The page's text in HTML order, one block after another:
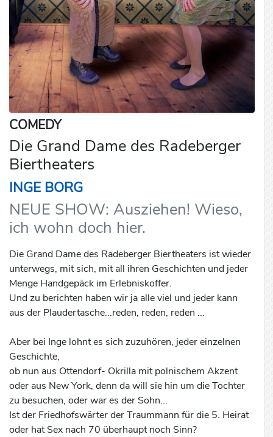
COMEDY
Die Grand Dame des Radeberger
Biertheaters
INGE BORG
NEUE SHOW: Ausziehen! Wieso,
ich wohn doch hier.
Die Grand Dame des Radeberger Biertheaters ist wieder
unterwegs, mit sich, mit all ihren Geschichten und jeder
Menge Handgepäck im Erlebniskoffer.
Und zu berichten haben wir ja alle viel und jeder kann
aus der Plaudertasche...reden, reden, reden ...
Aber bei Inge lohnt es sich zuzuhören, jeder einzelnen
Geschichte,
ob nun aus Ottendorf- Okrilla mit polnischem Akzent
oder aus New York, denn da will sie hin um die Tochter
zu besuchen, oder war es der Sohn...
Ist der Friedhofswärter der Traummann für die 5. Heirat
oder hat Sex nach 70 überhaupt noch Sinn?